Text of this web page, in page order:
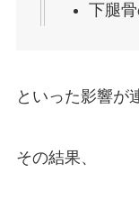
下腿
といった影響が
その結果、